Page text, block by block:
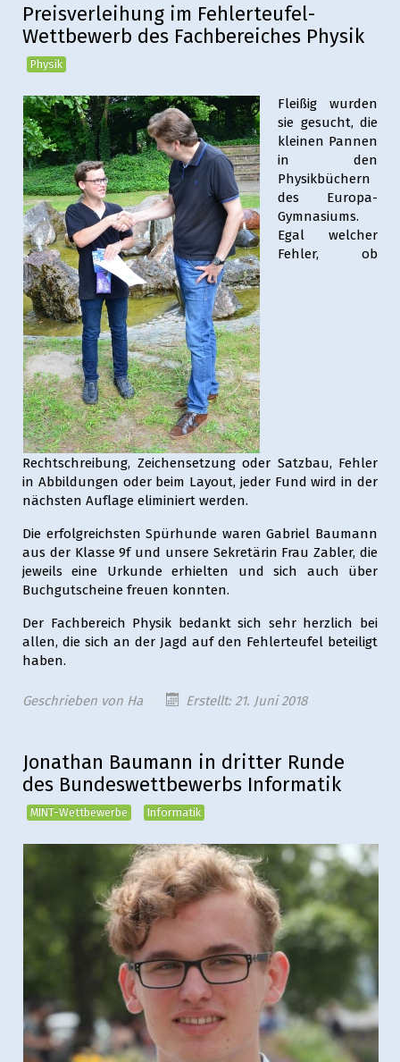
Preisverleihung im Fehlerteufel-
Wettbewerb des Fachbereiches Physik
Physik
Fleißig wurden
sie gesucht, die
kleinen Pannen
in den
Physikbüchern
des Europa-
Gymnasiums.
Egal welcher
Fehler, ob
Rechtschreibung, Zeichensetzung oder Satzbau, Fehler
in Abbildungen oder beim Layout, jeder Fund wird in der
nächsten Auflage eliminiert werden.
Die erfolgreichsten Spürhunde waren Gabriel Baumann
aus der Klasse 9f und unsere Sekretärin Frau Zabler, die
jeweils eine Urkunde erhielten und sich auch über
Buchgutscheine freuen konnten.
Der Fachbereich Physik bedankt sich sehr herzlich bei
allen, die sich an der Jagd auf den Fehlerteufel beteiligt
haben.
Geschrieben von Ha Erstellt: 21. Juni 2018
Jonathan Baumann in dritter Runde
des Bundeswettbewerbs Informatik
MINT-Wettbewerbe Informatik